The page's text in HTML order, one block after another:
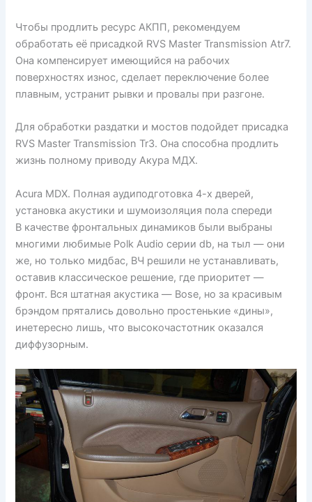
Чтобы продлить ресурс АКПП, рекомендуем
обработать её присадкой RVS Master Transmission Atr7.
Она компенсирует имеющийся на рабочих
поверхностях износ, сделает переключение более
плавным, устранит рывки и провалы при разгоне.
Для обработки раздатки и мостов подойдет присадка
RVS Master Transmission Tr3. Она способна продлить
жизнь полному приводу Акура МДХ.
Acura MDX. Полная аудиподготовка 4-х дверей,
установка акустики и шумоизоляция пола спереди
В качестве фронтальных динамиков были выбраны
многими любимые Polk Audio серии db, на тыл — они
же, но только мидбас, ВЧ решили не устанавливать,
оставив классическое решение, где приоритет —
фронт. Вся штатная акустика — Bose, но за красивым
брэндом прятались довольно простенькие «дины»,
инетересно лишь, что высокочастотник оказался
диффузорным.